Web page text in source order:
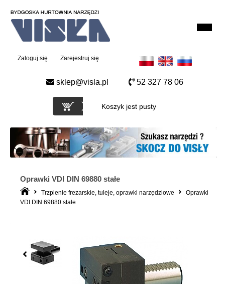
Zarejestruj się
Zaloguj się
sklep@visla.pl 52 327 78 06
Koszyk jest pusty
Oprawki VDI DIN 69880 stałe
Trzpienie frezarskie, tuleje, oprawki narzędziowe
Oprawki
VDI DIN 69880 stałe